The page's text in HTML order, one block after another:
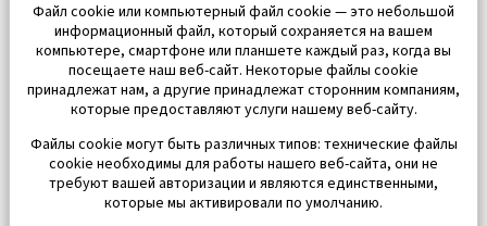
Файл cookie или компьютерный файл cookie — это небольшой
информационный файл, который сохраняется на вашем
компьютере, смартфоне или планшете каждый раз, когда вы
посещаете наш веб-сайт. Некоторые файлы cookie
принадлежат нам, а другие принадлежат сторонним компаниям,
которые предоставляют услуги нашему веб-сайту.
Файлы cookie могут быть различных типов: технические файлы
cookie необходимы для работы нашего веб-сайта, они не
требуют вашей авторизации и являются единственными,
которые мы активировали по умолчанию.